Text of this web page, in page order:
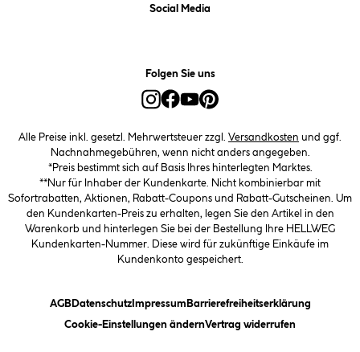
Social Media
Folgen Sie uns
Alle Preise inkl. gesetzl. Mehrwertsteuer zzgl. Versandkosten und ggf.
Nachnahmegebühren, wenn nicht anders angegeben.
*Preis bestimmt sich auf Basis Ihres hinterlegten Marktes.
**Nur für Inhaber der Kundenkarte. Nicht kombinierbar mit
Sofortrabatten, Aktionen, Rabatt-Coupons und Rabatt-Gutscheinen. Um
den Kundenkarten-Preis zu erhalten, legen Sie den Artikel in den
Warenkorb und hinterlegen Sie bei der Bestellung Ihre HELLWEG
Kundenkarten-Nummer. Diese wird für zukünftige Einkäufe im
Kundenkonto gespeichert.
AGB(öffnet ein Dialogfeld)
Datenschutz(öffnet ein Dialogfeld)
Impressum(öffnet ein Dialogfeld)
Barrierefreiheitserklärung(öffnet
Cookie-Einstellungen ändern(öffnet ein Dialogfeld)
Vertrag widerrufen